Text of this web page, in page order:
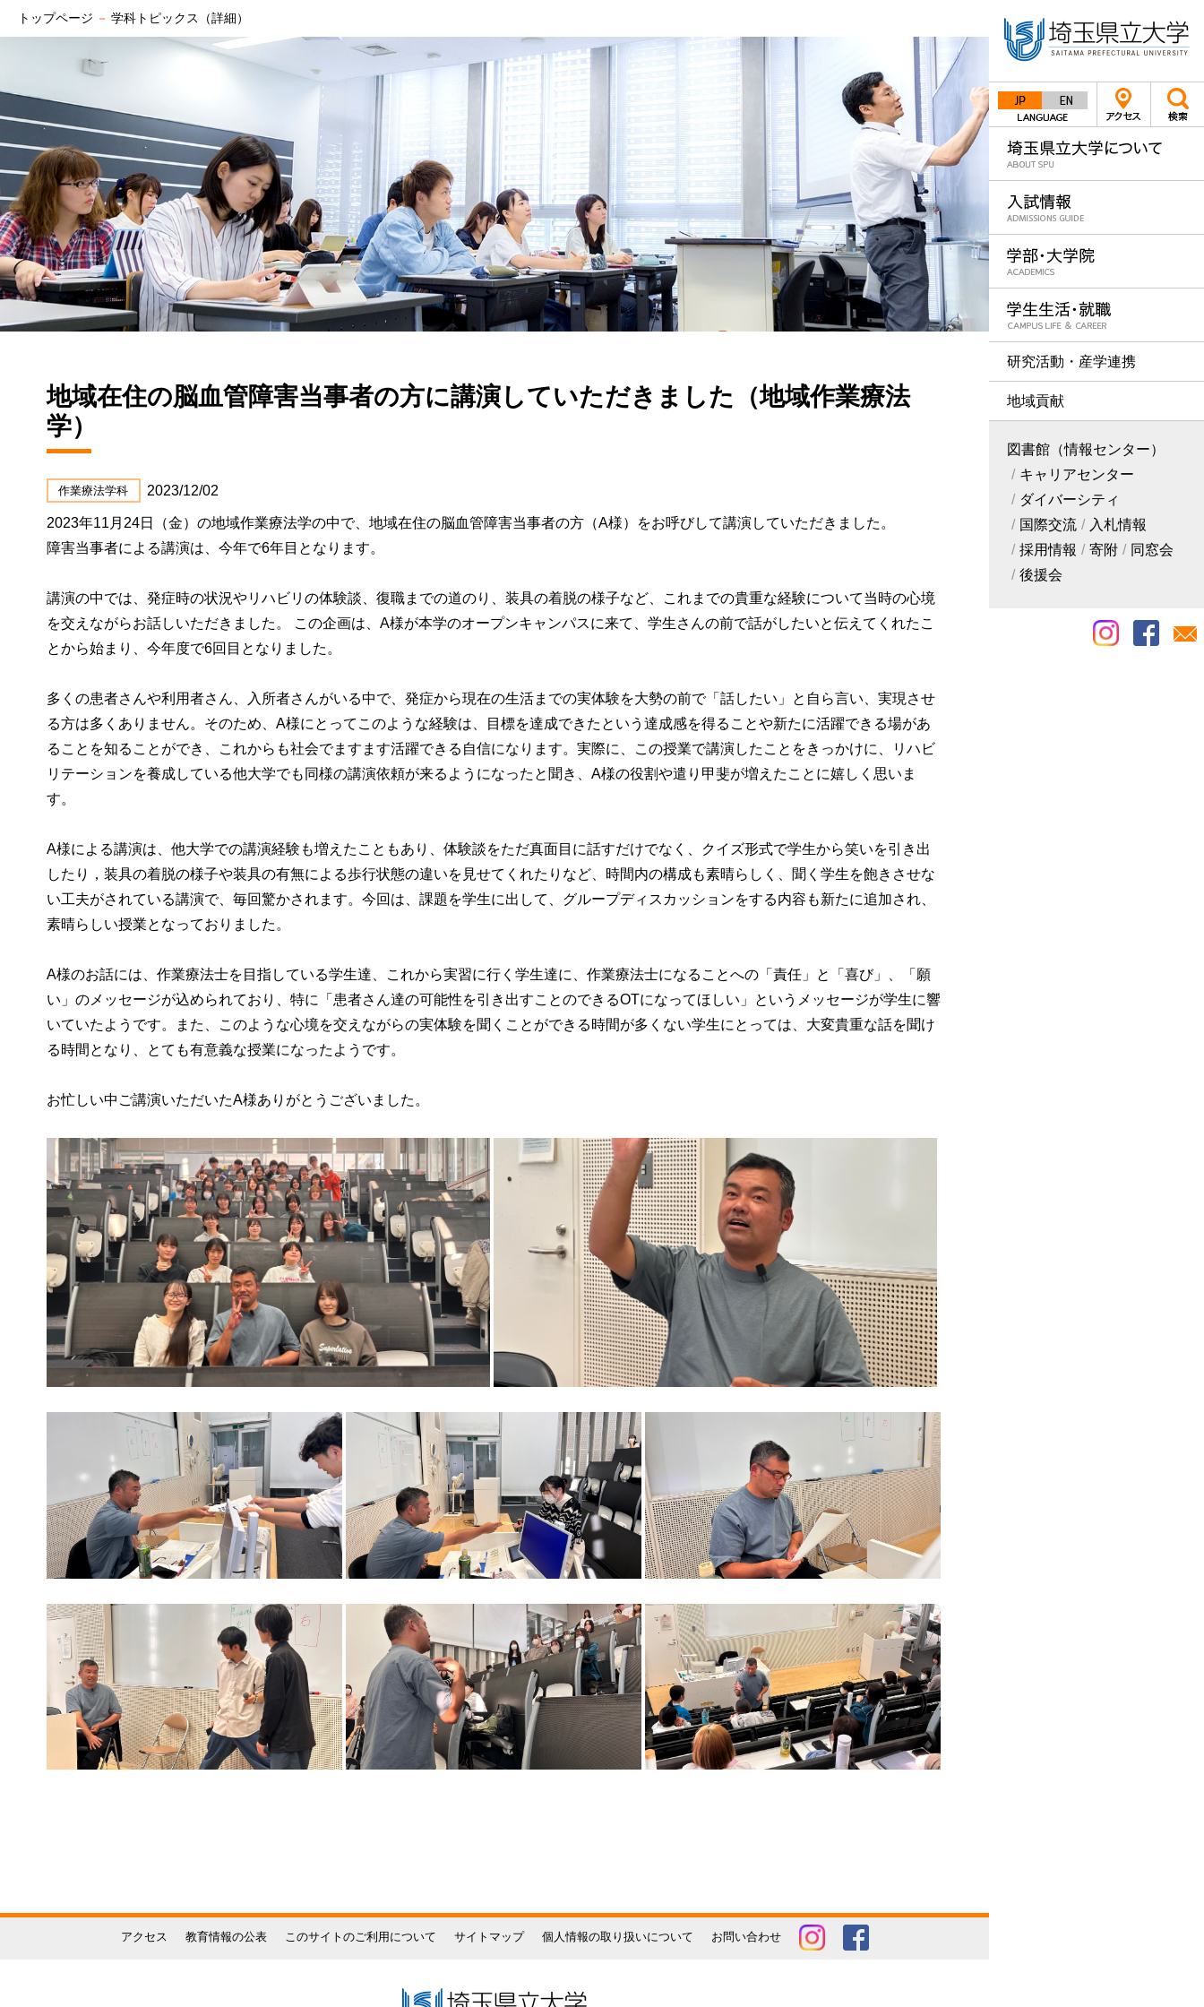
JapaneseEnglish
研究活動・産学連携
地域貢献
図書館（情報センター）
キャリアセンター
ダイバーシティ
国際交流
入札情報
採用情報
寄附
同窓会
後援会
トップページ － 学科トピックス（詳細）
地域在住の脳血管障害当事者の方に講演していただきました（地域作業療法
学）
作業療法学科 2023/12/02
2023年11月24日（金）の地域作業療法学の中で、地域在住の脳血管障害当事者の方（A様）をお呼びして講演していただきました。
障害当事者による講演は、今年で6年目となります。
講演の中では、発症時の状況やリハビリの体験談、復職までの道のり、装具の着脱の様子など、これまでの貴重な経験について当時の心境
を交えながらお話しいただきました。 この企画は、A様が本学のオープンキャンパスに来て、学生さんの前で話がしたいと伝えてくれたこ
とから始まり、今年度で6回目となりました。
多くの患者さんや利用者さん、入所者さんがいる中で、発症から現在の生活までの実体験を大勢の前で「話したい」と自ら言い、実現させ
る方は多くありません。そのため、A様にとってこのような経験は、目標を達成できたという達成感を得ることや新たに活躍できる場があ
ることを知ることができ、これからも社会でますます活躍できる自信になります。実際に、この授業で講演したことをきっかけに、リハビ
リテーションを養成している他大学でも同様の講演依頼が来るようになったと聞き、A様の役割や遣り甲斐が増えたことに嬉しく思いま
す。
A様による講演は、他大学での講演経験も増えたこともあり、体験談をただ真面目に話すだけでなく、クイズ形式で学生から笑いを引き出
したり，装具の着脱の様子や装具の有無による歩行状態の違いを見せてくれたりなど、時間内の構成も素晴らしく、聞く学生を飽きさせな
い工夫がされている講演で、毎回驚かされます。今回は、課題を学生に出して、グループディスカッションをする内容も新たに追加され、
素晴らしい授業となっておりました。
A様のお話には、作業療法士を目指している学生達、これから実習に行く学生達に、作業療法士になることへの「責任」と「喜び」、「願
い」のメッセージが込められており、特に「患者さん達の可能性を引き出すことのできるOTになってほしい」というメッセージが学生に響
いていたようです。また、このような心境を交えながらの実体験を聞くことができる時間が多くない学生にとっては、大変貴重な話を聞け
る時間となり、とても有意義な授業になったようです。
お忙しい中ご講演いただいたA様ありがとうございました。
アクセス 教育情報の公表 このサイトのご利用について サイトマップ 個人情報の取り扱いについて お問い合わせ